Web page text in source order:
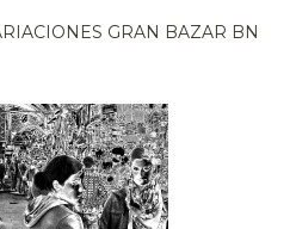
GRAN BAZAR BN